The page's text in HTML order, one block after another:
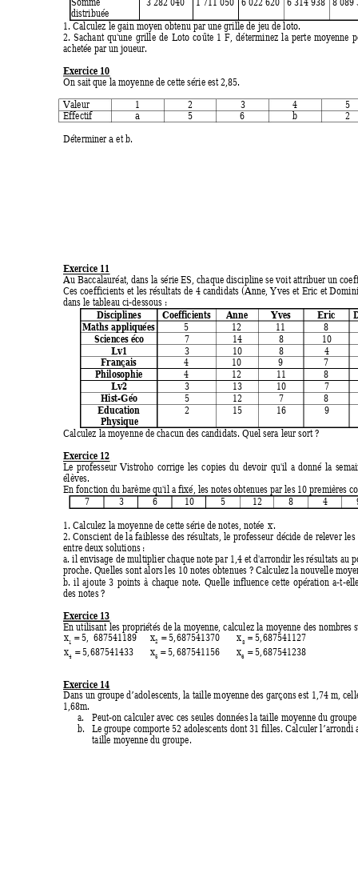
distribuée
1. Calculez le gain moyen obtenu par une grille de jeu de loto.
2. Sachant qu'une grille de Loto coûte 1 F, déterminez la perte moyenne
achetée par un joueur.
Exercice 10
On sait que la moyenne de cette série est 2,85.
Valeur 1 2 3 4
Effectif
a 5 6 b
Déterminer a et b.
Exercice 11
Au Baccalauréat, dans la série ES, chaque discipline se voit attribuer un
Ces coefficients et les résultats de 4 candidats (Anne, Yves et Eric et
dans le tableau ci-dessous :
Disciplines Coefficients Anne Yves Eric
Maths appliquées
5 12 11
Sciences éco 7 14 8
Lv1 3 10 8
Français 4 10 9
Philosophie 4 12 11
Lv2 3 13 10
Hist-Géo 5 12 7
Education
Physique
2 15 16
Calculez la moyenne de chacun des candidats. Quel sera leur sort ?
Exercice 12
Le professeur Vistroho corrige les copies du devoir qu'il a donné la
élèves.
En fonction du barème qu'il a fixé, les notes obtenues par les 10 premières
7 3 6 10 5 12 8 4
1. Calculez la moyenne de cette série de notes, notée x.
2. Conscient de la faiblesse des résultats, le professeur décide de relever
entre deux solutions :
a. il envisage de multiplier chaque note par 1,4 et d'arrondir les résultats au
proche. Quelles sont alors les 10 notes obtenues ? Calculez la nouvelle
b. il ajoute 3 points à chaque note. Quelle influence cette opération a-t-
des notes ?
Exercice 13
En utilisant les propriétés de la moyenne, calculez la moyenne des nombres
xxx
456
5 687 5 687541370
5 687541127
5 687541433
5 687541156 5 687541238
===
== =
,,,
,,,
541189 x2
Exercice 14
Dans un groupe d’adolescents, la taille moyenne des garçons est 1,74 m,
1,68m.
a.
Peut-on calculer avec ces seules données la taille moyenne du
b. Le groupe comporte 52 adolescents dont 31 filles. Calculer l’arrondi
taille moyenne du groupe.